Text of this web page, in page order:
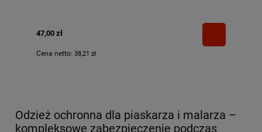
47,00 zł
Cena netto: 38,21 zł
Odzież ochronna dla piaskarza i malarza –
kompleksowe zabezpieczenie podczas